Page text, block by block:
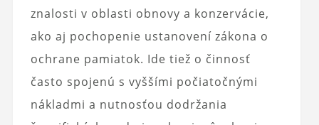
znalosti v oblasti obnovy a konzervácie,
ako aj pochopenie ustanovení zákona o
ochrane pamiatok. Ide tiež o činnosť
často spojenú s vyššími počiatočnými
nákladmi a nutnosťou dodržania